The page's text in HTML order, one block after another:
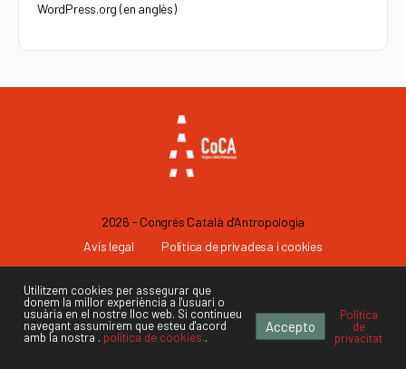
WordPress.org (en anglès)
2026 - Congrés Català d’Antropologia
Avís legal
Política de privadesa i cookies
Informació sobre el Congrés:
coca@antropologia.cat
Utilitzem cookies per assegurar que
donem la millor experiència a l'usuari o
usuària en el nostre lloc web. Si continueu
navegant assumirem que esteu d'acord
amb la nostra . política de cookies..
Accepto
Política
de
privacitat